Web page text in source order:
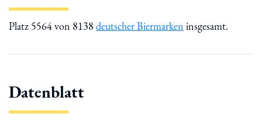
Platz 5564 von 8138 deutscher Biermarken insgesamt.
Datenblatt